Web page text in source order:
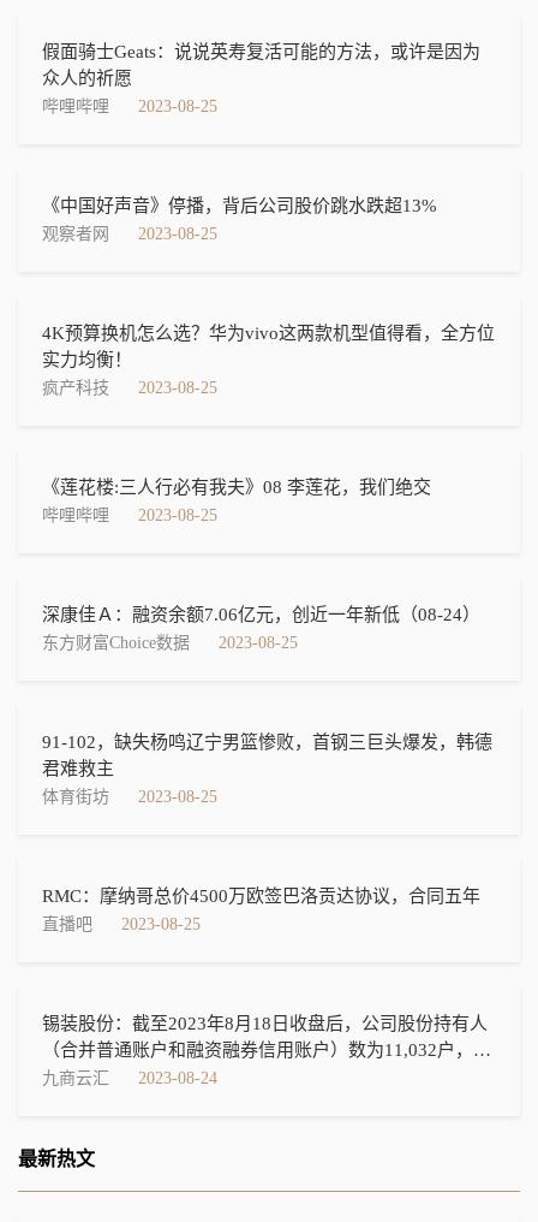
假面骑士Geats：说说英寿复活可能的方法，或许是因为
众人的祈愿
哔哩哔哩 2023-08-25
《中国好声音》停播，背后公司股价跳水跌超13%
观察者网 2023-08-25
4K预算换机怎么选？华为vivo这两款机型值得看，全方位
实力均衡！
疯产科技 2023-08-25
《莲花楼:三人行必有我夫》08 李莲花，我们绝交
哔哩哔哩 2023-08-25
深康佳Ａ：融资余额7.06亿元，创近一年新低（08-24）
东方财富Choice数据 2023-08-25
91-102，缺失杨鸣辽宁男篮惨败，首钢三巨头爆发，韩德
君难救主
体育街坊 2023-08-25
RMC：摩纳哥总价4500万欧签巴洛贡达协议，合同五年
直播吧 2023-08-25
锡装股份：截至2023年8月18日收盘后，公司股份持有人
（合并普通账户和融资融券信用账户）数为11,032户，机
构投资者户数为884户
九商云汇 2023-08-24
最新热文